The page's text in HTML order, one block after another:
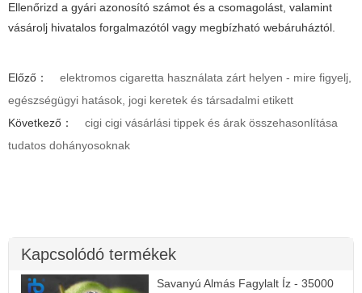
Ellenőrizd a gyári azonosító számot és a csomagolást, valamint
vásárolj hivatalos forgalmazótól vagy megbízható webáruháztól.
Előző：
elektromos cigaretta használata zárt helyen - mire figyelj,
egészségügyi hatások, jogi keretek és társadalmi etikett
Következő：
cigi cigi vásárlási tippek és árak összehasonlítása
tudatos dohányosoknak
Kapcsolódó termékek
Savanyú Almás Fagylalt Íz - 35000